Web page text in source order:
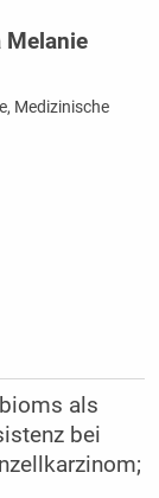
Melanie
Medizinische
als
bei